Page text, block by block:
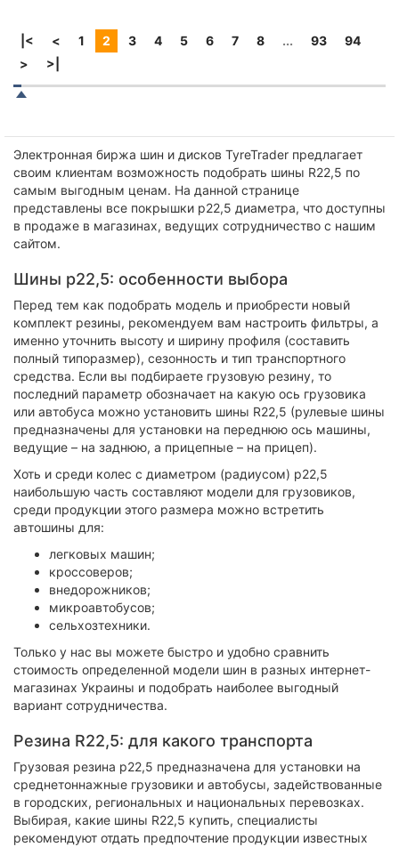
|< < 1 2 3 4 5 6 7 8 ... 93
94
>
>|
Электронная биржа шин и дисков TyreTrader предлагает
своим клиентам возможность подобрать шины R22,5 по
самым выгодным ценам. На данной странице
представлены все покрышки р22,5 диаметра, что доступны
в продаже в магазинах, ведущих сотрудничество с нашим
сайтом.
Шины р22,5: особенности выбора
Перед тем как подобрать модель и приобрести новый
комплект резины, рекомендуем вам настроить фильтры, а
именно уточнить высоту и ширину профиля (составить
полный типоразмер), сезонность и тип транспортного
средства. Если вы подбираете грузовую резину, то
последний параметр обозначает на какую ось грузовика
или автобуса можно установить шины R22,5 (рулевые шины
предназначены для установки на переднюю ось машины,
ведущие – на заднюю, а прицепные – на прицеп).
Хоть и среди колес с диаметром (радиусом) р22,5
наибольшую часть составляют модели для грузовиков,
среди продукции этого размера можно встретить
автошины для:
легковых машин;
кроссоверов;
внедорожников;
микроавтобусов;
сельхозтехники.
Только у нас вы можете быстро и удобно сравнить
стоимость определенной модели шин в разных интернет-
магазинах Украины и подобрать наиболее выгодный
вариант сотрудничества.
Резина R22,5: для какого транспорта
Грузовая резина р22,5 предназначена для установки на
среднетоннажные грузовики и автобусы, задействованные
в городских, региональных и национальных перевозках.
Выбирая, какие шины R22,5 купить, специалисты
рекомендуют отдать предпочтение продукции известных